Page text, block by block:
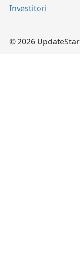
Investitori
© 2026 UpdateStar